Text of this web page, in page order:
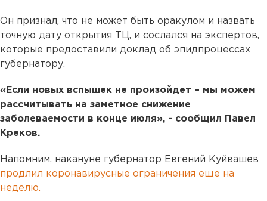
Он признал, что не может быть оракулом и назвать
точную дату открытия ТЦ, и сослался на экспертов,
которые предоставили доклад об эпидпроцессах
губернатору.
«Если новых вспышек не произойдет – мы можем
рассчитывать на заметное снижение
заболеваемости в конце июля», - сообщил Павел
Креков.
Напомним, накануне губернатор Евгений Куйвашев
продлил коронавирусные ограничения еще на
неделю.